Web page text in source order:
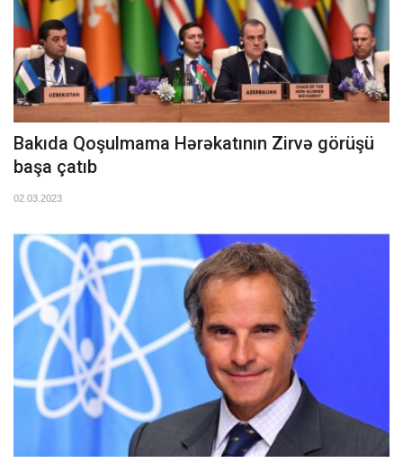
Bakıda Qoşulmama Hərəkatının Zirvə görüşü
başa çatıb
02.03.2023